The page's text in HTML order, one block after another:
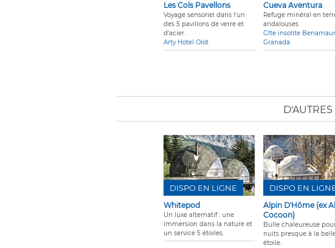
Les Cols Pavellons
Voyage sensoriel dans l'un
des 5 pavillons de verre et
d'acier.
Arty Hotel Olot
Cueva Aventura
Refuge minéral en
andalouses
Gîte insolite
Granada
Whitepod
Un luxe alternatif : une
immersion dans la nature et
un service 5 étoiles.
DISPO EN LIGNE
Alpin D'Hôme (ex
Cocoon)
Bulle chaleureuse
nuits presque à la
étoile.
DISPO EN